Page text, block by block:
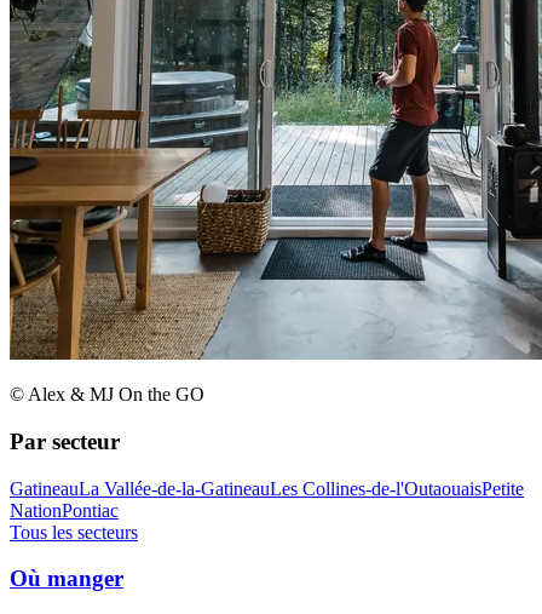
© Alex & MJ On the GO
Par secteur
GatineauLa Vallée-de-la-GatineauLes Collines-de-l'OutaouaisPetite
NationPontiac
Tous les secteurs
Où manger